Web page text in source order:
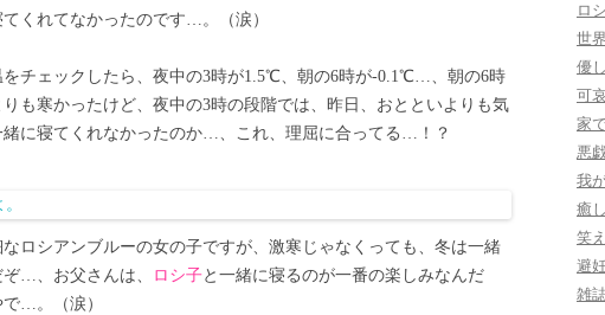
くれてなかったのです…。（涙）
チェックしたら、夜中の3時が1.5℃、朝の6時が-0.1℃…、朝の6時
も寒かったけど、夜中の3時の段階では、昨日、おとといよりも気
緒に寝てくれなかったのか…、これ、理屈に合ってる…！？
ロシアンブルーの女の子ですが、激寒じゃなくっても、冬は一緒
…、お父さんは、
ロシ子と一緒に寝るのが一番の楽しみなんだ
…。（涙）
ロ
世
優
可
家
悪
我
癒
笑
避
雑